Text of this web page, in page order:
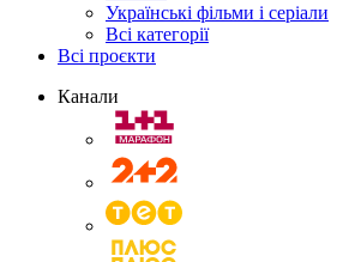
Українські фільми і серіали
Всі категорії
Всі проєкти
Канали